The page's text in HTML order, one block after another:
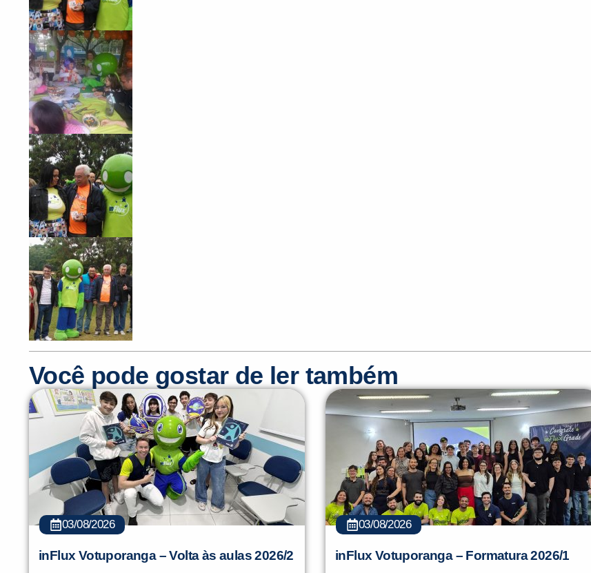
Você pode gostar de ler também
03/08/2026
inFlux Votuporanga – Volta às aulas 2026/2
03/08/2026
inFlux Votuporanga – Formatura 2026/1